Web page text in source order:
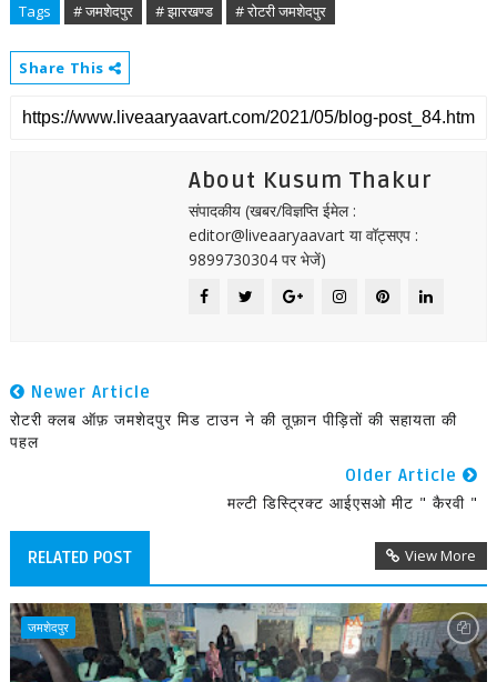
Tags # जमशेदपुर # झारखण्ड # रोटरी जमशेदपुर
Share This
About Kusum Thakur
संपादकीय (खबर/विज्ञप्ति ईमेल :
editor@liveaaryaavart या वॉट्सएप :
9899730304 पर भेजें)
Newer Article
रोटरी क्लब ऑफ़ जमशेदपुर मिड टाउन ने की तूफ़ान पीड़ितों की सहायता की
पहल
Older Article
मल्टी डिस्ट्रिक्ट आईएसओ मीट " कैरवी "
RELATED POST View More
जमशेदपुर